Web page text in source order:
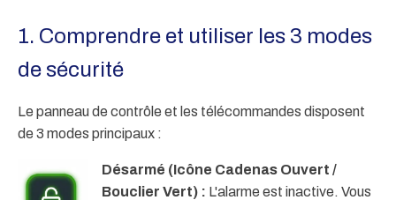
1. Comprendre et utiliser les 3 modes
de sécurité
Le panneau de contrôle et les télécommandes disposent
de 3 modes principaux :
Désarmé (Icône Cadenas Ouvert /
Bouclier Vert) : L'alarme est inactive. Vous